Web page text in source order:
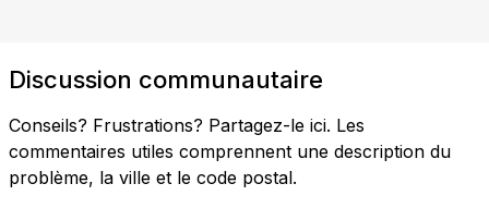
Discussion communautaire
Conseils? Frustrations? Partagez-le ici. Les
commentaires utiles comprennent une description du
problème, la ville et le code postal.